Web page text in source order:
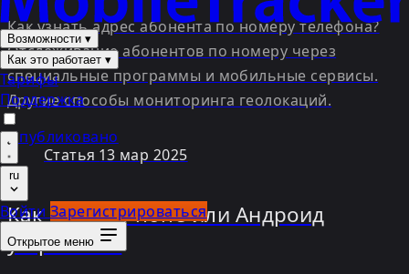
Возможности ▾
Как это работает ▾
Тарифы
Поддержка
ru
Войти Зарегистрироваться
Открытое меню
Как узнать адрес абонента по номеру телефона?
Отслеживание абонентов по номеру через
специальные программы и мобильные сервисы.
Другие способы мониторинга геолокаций.
Опубликовано
Статья13 мар 2025
Как найти iPhone или Андроид
устройства